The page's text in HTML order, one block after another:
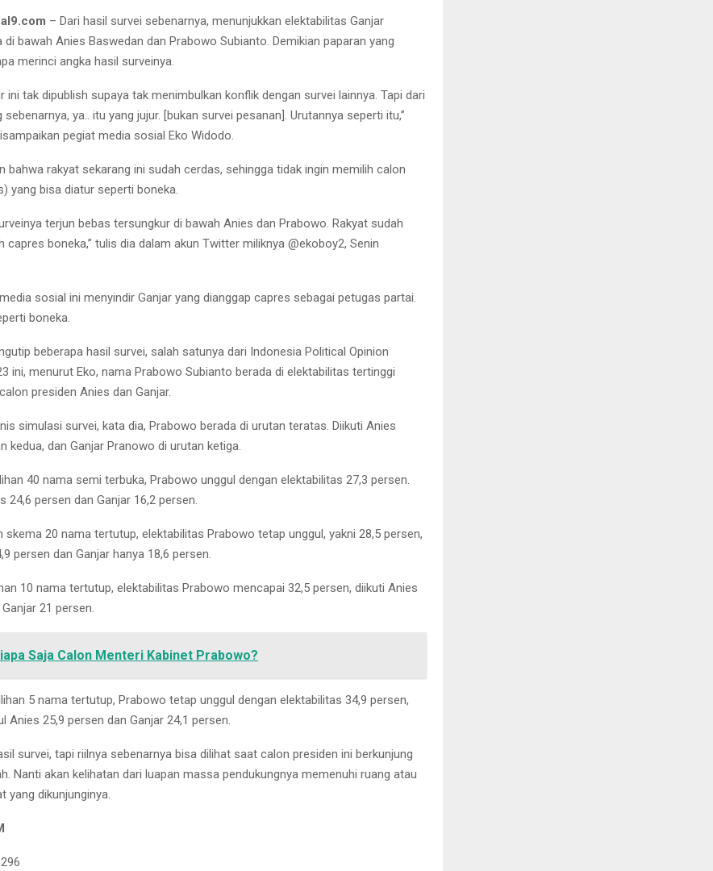
– Dari hasil survei sebenarnya, menunjukkan elektabilitas Ganjar
di bawah Anies Baswedan dan Prabowo Subianto. Demikian paparan yang
merinci angka hasil surveinya.
ini tak dipublish supaya tak menimbulkan konflik dengan survei lainnya. Tapi dari
ya.. itu yang jujur. [bukan survei pesanan]. Urutannya seperti itu,”
pegiat media sosial Eko Widodo.
bahwa rakyat sekarang ini sudah cerdas, sehingga tidak ingin memilih calon
yang bisa diatur seperti boneka.
terjun bebas tersungkur di bawah Anies dan Prabowo. Rakyat sudah
capres boneka,” tulis dia dalam akun Twitter miliknya @ekoboy2, Senin
sosial ini menyindir Ganjar yang dianggap capres sebagai petugas partai.
boneka.
beberapa hasil survei, salah satunya dari Indonesia Political Opinion
ini, menurut Eko, nama Prabowo Subianto berada di elektabilitas tertinggi
presiden Anies dan Ganjar.
simulasi survei, kata dia, Prabowo berada di urutan teratas. Diikuti Anies
kedua, dan Ganjar Pranowo di urutan ketiga.
40 nama semi terbuka, Prabowo unggul dengan elektabilitas 27,3 persen.
24,6 persen dan Ganjar 16,2 persen.
skema 20 nama tertutup, elektabilitas Prabowo tetap unggul, yakni 28,5 persen,
persen dan Ganjar hanya 18,6 persen.
10 nama tertutup, elektabilitas Prabowo mencapai 32,5 persen, diikuti Anies
21 persen.
Saja Calon Menteri Kabinet Prabowo?
5 nama tertutup, Prabowo tetap unggul dengan elektabilitas 34,9 persen,
Anies 25,9 persen dan Ganjar 24,1 persen.
survei, tapi riilnya sebenarnya bisa dilihat saat calon presiden ini berkunjung
Nanti akan kelihatan dari luapan massa pendukungnya memenuhi ruang atau
yang dikunjunginya.
296